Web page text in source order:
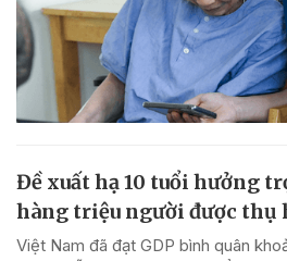
Đề xuất hạ 10 tuổi hưởng
hàng triệu người được thụ
Việt Nam đã đạt GDP bình quân